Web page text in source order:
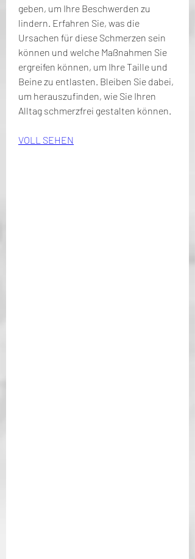
geben, um Ihre Beschwerden zu
lindern. Erfahren Sie, was die
Ursachen für diese Schmerzen sein
können und welche Maßnahmen Sie
ergreifen können, um Ihre Taille und
Beine zu entlasten. Bleiben Sie dabei,
um herauszufinden, wie Sie Ihren
Alltag schmerzfrei gestalten können.
VOLL SEHEN